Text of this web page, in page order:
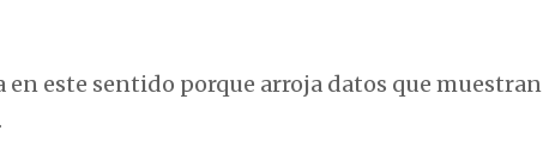
este sentido porque arroja datos que muestran